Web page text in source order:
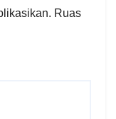
Ruas